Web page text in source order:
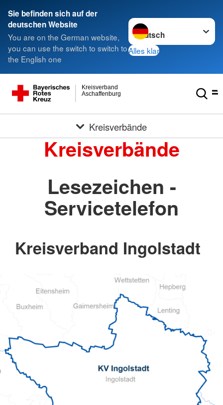
Sie befinden sich auf der
deutschen Website
You are on the German website,
you can use the switch to switch to
the English one
Sprache wechseln zu
Alles klar
Aschaffenburg
Kreisverband
Kreisverbände
Kreisverbände
Lesezeichen -
Servicetelefon
Kreisverband Ingolstadt